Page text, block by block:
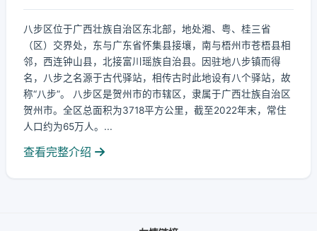
八步区位于广西壮族自治区东北部，地处湘、粤、桂三省
（区）交界处，东与广东省怀集县接壤，南与梧州市苍梧县相
邻，西连钟山县，北接富川瑶族自治县。因驻地八步镇而得
名，八步之名源于古代驿站，相传古时此地设有八个驿站，故
称“八步”。 八步区是贺州市的市辖区，隶属于广西壮族自治区
贺州市。全区总面积为3718平方公里，截至2022年末，常住
人口约为65万人。...
查看完整介绍